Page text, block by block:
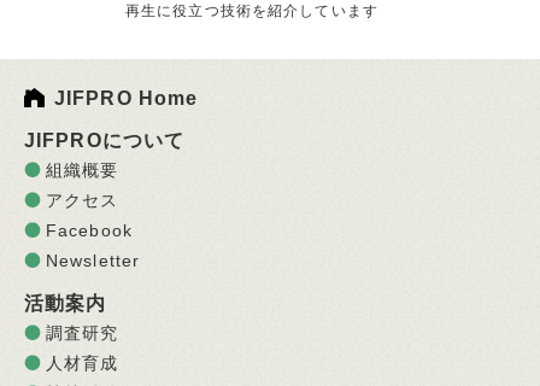
再生に役立つ技術を紹介しています
JIFPRO Home
JIFPROについて
組織概要
アクセス
Facebook
Newsletter
活動案内
調査研究
人材育成